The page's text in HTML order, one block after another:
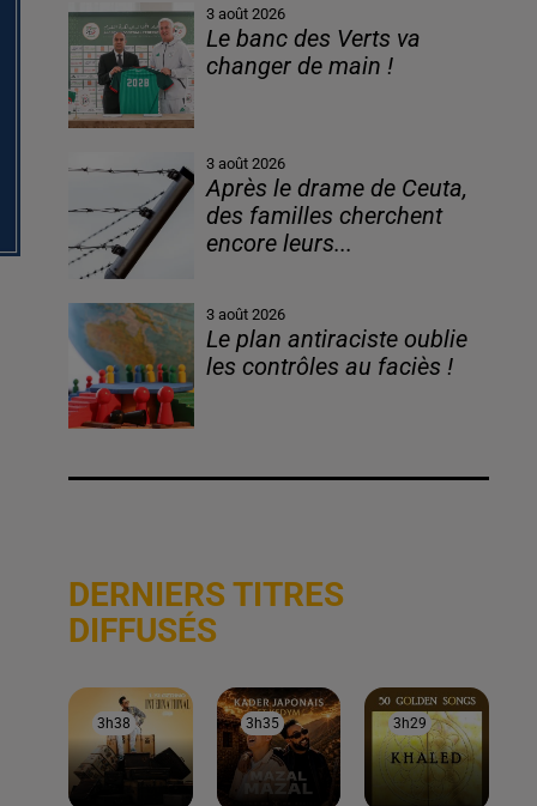
3 août 2026
Le banc des Verts va
changer de main !
3 août 2026
Après le drame de Ceuta,
des familles cherchent
encore leurs...
3 août 2026
Le plan antiraciste oublie
les contrôles au faciès !
DERNIERS TITRES
DIFFUSÉS
3h38
3h38 3h35
3h35 3h29
3h29